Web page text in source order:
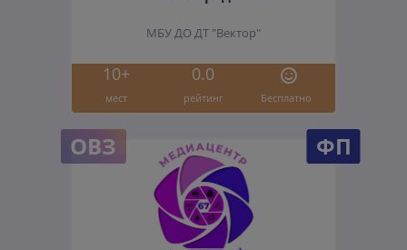
МБУ ДО ДТ "Вектор"
10+ 0.0
мест рейтинг Бесплатно
ОВЗ ФП